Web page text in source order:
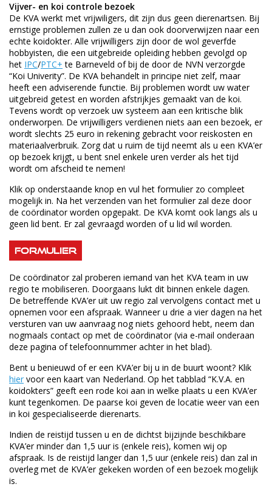
Vijver- en koi controle bezoek
De KVA werkt met vrijwiligers, dit zijn dus geen dierenartsen. Bij
ernstige problemen zullen ze u dan ook doorverwijzen naar een
echte koidokter. Alle vrijwilligers zijn door de wol geverfde
hobbyisten, die een uitgebreide opleiding hebben gevolgd op
het IPC/PTC+ te Barneveld of bij de door de NVN verzorgde
“Koi Univerity”. De KVA behandelt in principe niet zelf, maar
heeft een adviserende functie. Bij problemen wordt uw water
uitgebreid getest en worden afstrijkjes gemaakt van de koi.
Tevens wordt op verzoek uw systeem aan een kritische blik
onderworpen. De vrijwilligers verdienen niets aan een bezoek, er
wordt slechts 25 euro in rekening gebracht voor reiskosten en
materiaalverbruik. Zorg dat u ruim de tijd neemt als u een KVA’er
op bezoek krijgt, u bent snel enkele uren verder als het tijd
wordt om afscheid te nemen!
Klik op onderstaande knop en vul het formulier zo compleet
mogelijk in. Na het verzenden van het formulier zal deze door
de coördinator worden opgepakt. De KVA komt ook langs als u
geen lid bent. Er zal gevraagd worden of u lid wil worden.
Formulier
De coördinator zal proberen iemand van het KVA team in uw
regio te mobiliseren. Doorgaans lukt dit binnen enkele dagen.
De betreffende KVA’er uit uw regio zal vervolgens contact met u
opnemen voor een afspraak. Wanneer u drie a vier dagen na het
versturen van uw aanvraag nog niets gehoord hebt, neem dan
nogmaals contact op met de coördinator (via e-mail onderaan
deze pagina of telefoonnummer achter in het blad).
Bent u benieuwd of er een KVA’er bij u in de buurt woont? Klik
hier voor een kaart van Nederland. Op het tabblad “K.V.A. en
koidokters” geeft een rode koi aan in welke plaats u een KVA’er
kunt tegenkomen. De paarse koi geven de locatie weer van een
in koi gespecialiseerde dierenarts.
Indien de reistijd tussen u en de dichtst bijzijnde beschikbare
KVA’er minder dan 1,5 uur is (enkele reis), komen wij op
afspraak. Is de reistijd langer dan 1,5 uur (enkele reis) dan zal in
overleg met de KVA’er gekeken worden of een bezoek mogelijk
is.